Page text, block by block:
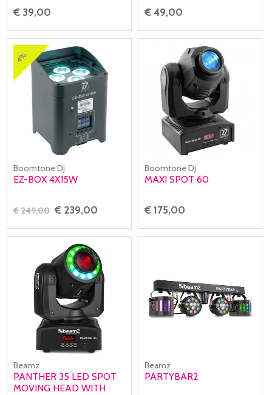
€ 39,00 € 49,00
4%
Boomtone Dj
EZ-BOX 4X15W
€ 249,00 € 239,00
Boomtone Dj
MAXI SPOT 60
€ 175,00
Beamz
PANTHER 35 LED SPOT
MOVING HEAD WITH
Beamz
PARTYBAR2